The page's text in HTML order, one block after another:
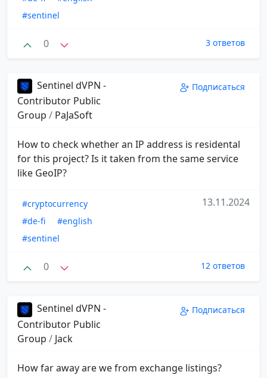
#sentinel
0 3 ответов
Sentinel dVPN -
Contributor Public
Group / PaJaSoft
Подписаться
How to check whether an IP address is residental
for this project? Is it taken from the same service
like GeoIP?
#cryptocurrency
#de-fi
#english
#sentinel
13.11.2024
0 12 ответов
Sentinel dVPN -
Contributor Public
Group / Jack
Подписаться
How far away are we from exchange listings?